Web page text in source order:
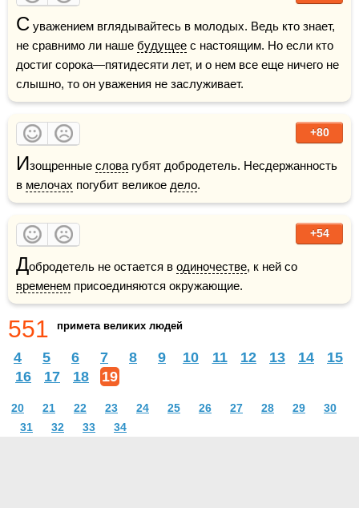
С уважением вглядывайтесь в молодых. Ведь кто знает,
не сравнимо ли наше будущее с настоящим. Но если кто
достиг сорока—пятидесяти лет, и о нем все еще ничего не
слышно, то он уважения не заслуживает.
+80
Изощренные слова губят добродетель. Несдержанность
в мелочах погубит великое дело.
+54
Добродетель не остается в одиночестве
временем присоединяются окружающие.
551 примета великих людей
4 5 6 7 8 9 10 11 12 13 14
15
16
17 18 19
20 21 22 23 24 25 26 27 28 29
30
31
32 33 34